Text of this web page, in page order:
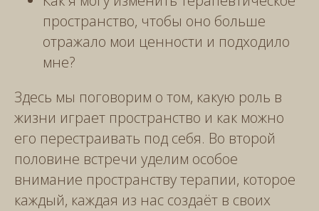
пространство, чтобы оно больше
отражало мои ценности и подходило
мне?
Здесь мы поговорим о том, какую роль в
жизни играет пространство и как можно
его перестраивать под себя. Во второй
половине встречи уделим особое
внимание пространству терапии, которое
каждый, каждая из нас создаёт в своих